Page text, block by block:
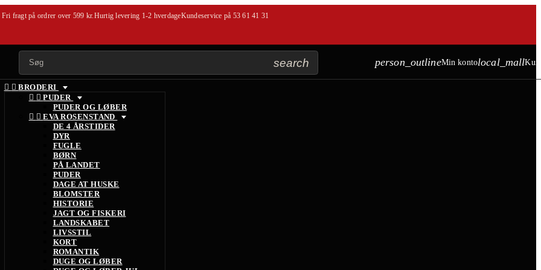
Fri fragt på ordrer over 599 kr. Hurtig levering 1-2 hverdageKundeservice på 53 61 41 31
search person_outlineMin kontolocal_mall
  BRODERI
  PUDER
PUDER OG LØBER
  EVA ROSENSTAND
DE 4 ÅRSTIDER
DYR
FUGLE
BØRN
PÅ LANDET
PUDER
DAGE AT HUSKE
BLOMSTER
HISTORIE
JAGT OG FISKERI
LANDSKABET
LIVSSTIL
KORT
ROMANTIK
DUGE OG LØBER